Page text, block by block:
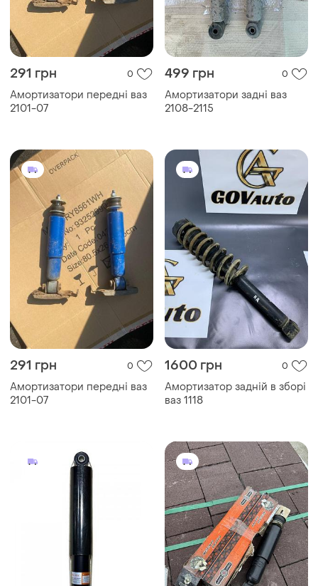
291 грн 0
Амортизатори передні ваз
2101-07
499 грн 0
Амортизатори задні ваз
2108-2115
291 грн 0
Амортизатори передні ваз
2101-07
1600 грн 0
Амортизатор задній в зборі
ваз 1118